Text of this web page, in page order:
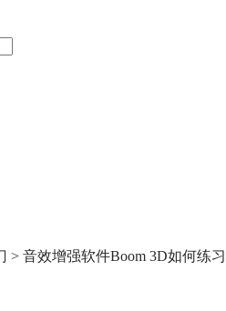
> 音效增强软件Boom 3D如何练